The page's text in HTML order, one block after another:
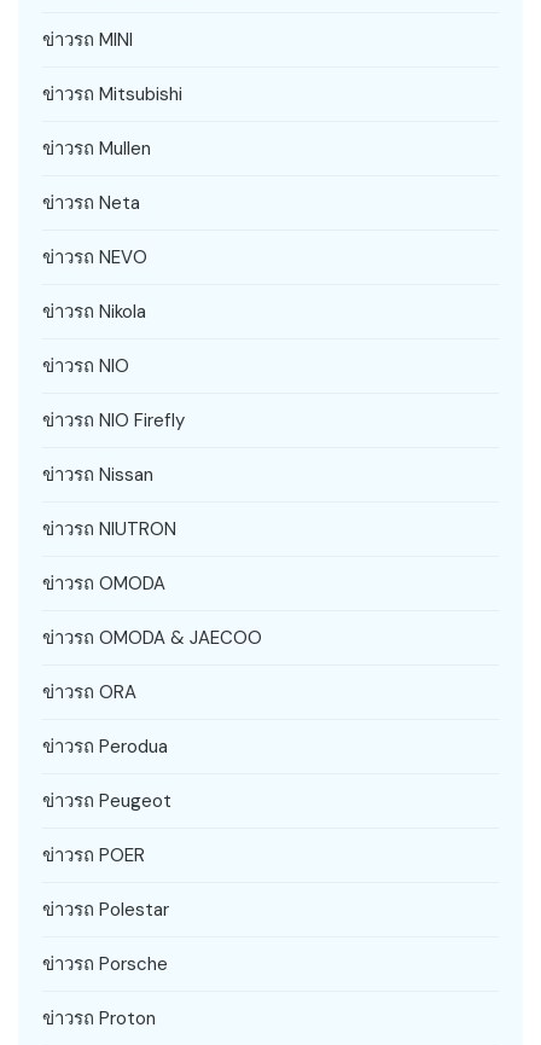
ข่าวรถ MINI
ข่าวรถ Mitsubishi
ข่าวรถ Mullen
ข่าวรถ Neta
ข่าวรถ NEVO
ข่าวรถ Nikola
ข่าวรถ NIO
ข่าวรถ NIO Firefly
ข่าวรถ Nissan
ข่าวรถ NIUTRON
ข่าวรถ OMODA
ข่าวรถ OMODA & JAECOO
ข่าวรถ ORA
ข่าวรถ Perodua
ข่าวรถ Peugeot
ข่าวรถ POER
ข่าวรถ Polestar
ข่าวรถ Porsche
ข่าวรถ Proton